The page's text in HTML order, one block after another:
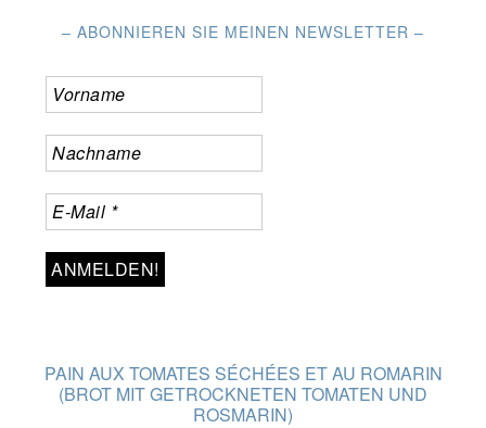
– ABONNIEREN SIE MEINEN NEWSLETTER –
PAIN AUX TOMATES SÉCHÉES ET AU ROMARIN
(BROT MIT GETROCKNETEN TOMATEN UND
ROSMARIN)